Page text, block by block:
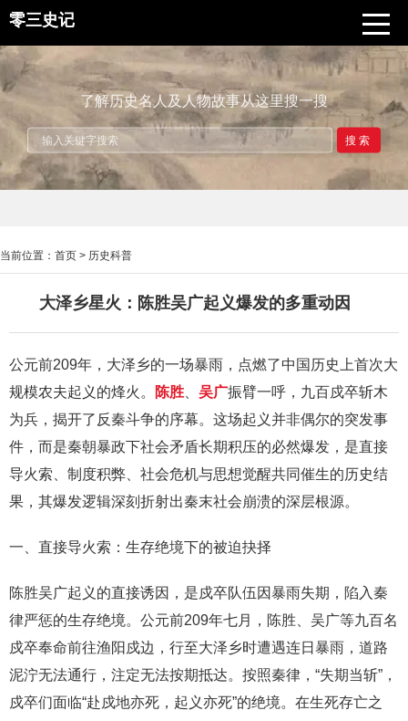
零三史记
了解历史名人及人物故事从这里搜一搜
搜索
当前位置： 首页 > 历史科普
大泽乡星火：陈胜吴广起义爆发的多重动因
公元前209年，大泽乡的一场暴雨，点燃了中国历史上首次大
规模农夫起义的烽火。
陈胜 吴广振臂一呼，九百戍卒斩木
为兵，揭开了反秦斗争的序幕。这场起义并非偶尔的突发事
件，而是秦朝暴政下社会矛盾长期积压的必然爆发，是直接
导火索、制度积弊、社会危机与思想觉醒共同催生的历史结
果，其爆发逻辑深刻折射出秦末社会崩溃的深层根源。
一、直接导火索：生存绝境下的被迫抉择
陈胜吴广起义的直接诱因，是戍卒队伍因暴雨失期，陷入秦
律严惩的生存绝境。公元前209年七月，陈胜、吴广等九百名
戍卒奉命前往渔阳戍边，行至大泽乡时遭遇连日暴雨，道路
泥泞无法通行，注定无法按期抵达。按照秦律，“失期当斩”，
戍卒们面临“赴戍地亦死，起义亦死”的绝境。在生死存亡之